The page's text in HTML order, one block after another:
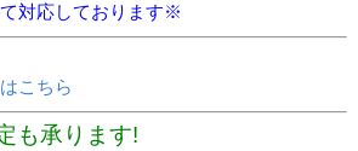
対応しております※
こちら
も承ります!